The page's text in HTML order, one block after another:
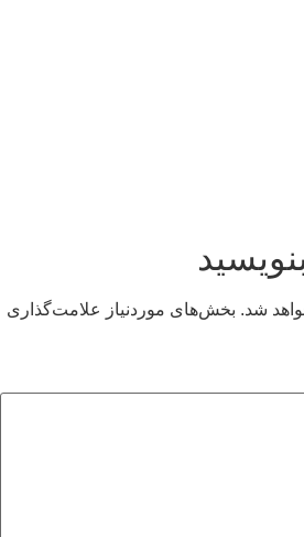
شد. بخش‌های موردنیاز علامت‌گذاری